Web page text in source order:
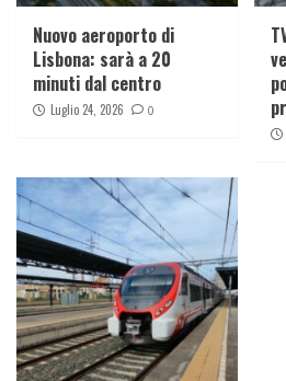
Nuovo aeroporto di
Lisbona: sarà a 20
minuti dal centro
Luglio 24, 2026 0